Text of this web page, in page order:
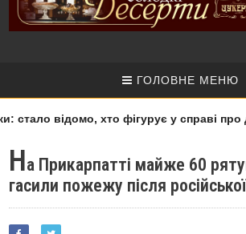
ГОЛОВНЕ МЕНЮ
стало відомо, хто фігурує у справі про
На Прикарпатті майже 60
гасили пожежу після